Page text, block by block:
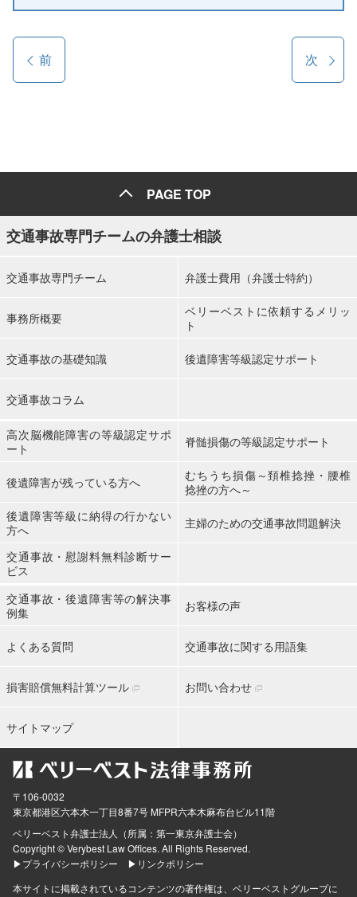
前 次
PAGE TOP
交通事故専門チームの弁護士相談
交通事故専門チーム 弁護士費用（弁護士特約）
事務所概要
ベリーベストに依頼するメリッ
ト
交通事故の基礎知識 後遺障害等級認定サポート
交通事故コラム
高次脳機能障害の等級認定サポ
ート
脊髄損傷の等級認定サポート
後遺障害が残っている方へ
むちうち損傷～頚椎捻挫・腰椎
捻挫の方へ～
後遺障害等級に納得の行かない
方へ
主婦のための交通事故問題解決
交通事故・慰謝料無料診断サー
ビス
交通事故・後遺障害等の解決事
例集
お客様の声
よくある質問 交通事故に関する用語集
損害賠償無料計算ツール お問い合わせ
サイトマップ
〒106-0032
東京都港区六本木一丁目8番7号 MFPR六本木麻布台ビル11階
ベリーベスト弁護士法人（所属：第一東京弁護士会）
Copyright © Verybest Law Offices. All Rights Reserved.
▶プライバシーポリシー
▶リンクポリシー
本サイトに掲載されているコンテンツの著作権は、ベリーベストグループに